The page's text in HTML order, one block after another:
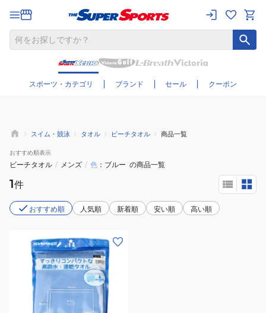
スポーツ・カテゴリ ブランド セール クーポン
さらに絞り込む
スイム・競泳 タオル ビーチタオル 商品一覧
おすすめ順表示
ビーチタオル / メンズ / 色 ブルー の商品一覧
1件
おすすめ順 人気順 新着順 安い順 高い順